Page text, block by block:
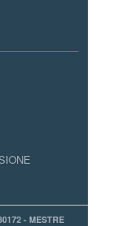
- MESTRE